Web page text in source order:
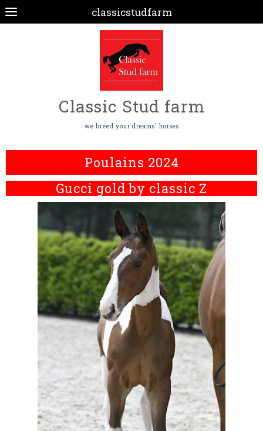
classicstudfarm
Classic Stud farm
we breed your dreams' horses
Poulains 2024
Gucci gold by classic Z